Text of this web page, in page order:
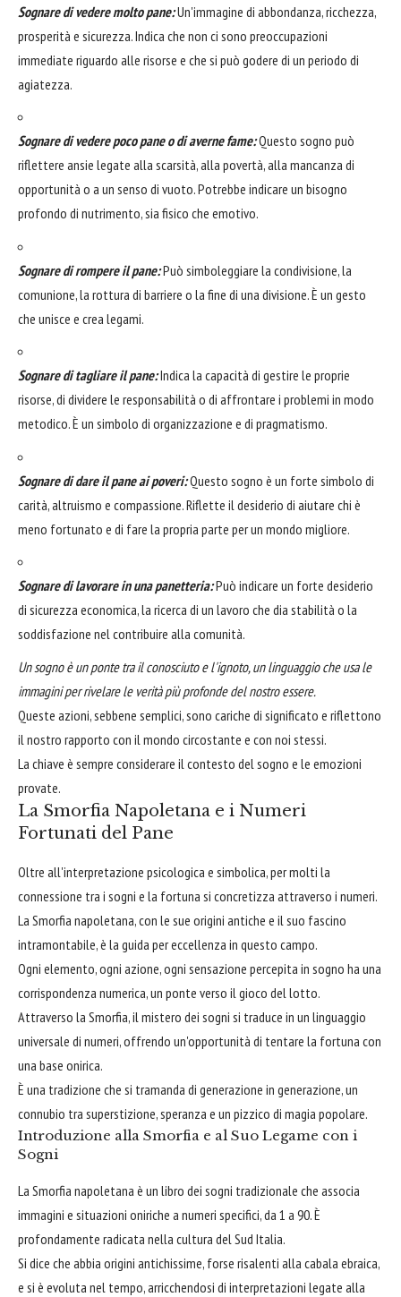
Sognare di vedere molto pane:Un'immagine di abbondanza, ricchezza,
prosperità e sicurezza. Indica che non ci sono preoccupazioni
immediate riguardo alle risorse e che si può godere di un periodo di
agiatezza.
Sognare di vedere poco pane o di averne fame:Questo sogno può
riflettere ansie legate alla scarsità, alla povertà, alla mancanza di
opportunità o a un senso di vuoto. Potrebbe indicare un bisogno
profondo di nutrimento, sia fisico che emotivo.
Sognare di rompere il pane:Può simboleggiare la condivisione, la
comunione, la rottura di barriere o la fine di una divisione. È un gesto
che unisce e crea legami.
Sognare di tagliare il pane:Indica la capacità di gestire le proprie
risorse, di dividere le responsabilità o di affrontare i problemi in modo
metodico. È un simbolo di organizzazione e di pragmatismo.
Sognare di dare il pane ai poveri:Questo sogno è un forte simbolo di
carità, altruismo e compassione. Riflette il desiderio di aiutare chi è
meno fortunato e di fare la propria parte per un mondo migliore.
Sognare di lavorare in una panetteria:Può indicare un forte desiderio
di sicurezza economica, la ricerca di un lavoro che dia stabilità o la
soddisfazione nel contribuire alla comunità.
Un sogno è un ponte tra il conosciuto e l'ignoto, un linguaggio che usa le
immagini per rivelare le verità più profonde del nostro essere.
Queste azioni, sebbene semplici, sono cariche di significato e riflettono
il nostro rapporto con il mondo circostante e con noi stessi.
La chiave è sempre considerare il contesto del sogno e le emozioni
provate.
La Smorfia Napoletana e i Numeri
Fortunati del Pane
Oltre all'interpretazione psicologica e simbolica, per molti la
connessione tra i sogni e la fortuna si concretizza attraverso i numeri.
La Smorfia napoletana, con le sue origini antiche e il suo fascino
intramontabile, è la guida per eccellenza in questo campo.
Ogni elemento, ogni azione, ogni sensazione percepita in sogno ha una
corrispondenza numerica, un ponte verso il gioco del lotto.
Attraverso la Smorfia, il mistero dei sogni si traduce in un linguaggio
universale di numeri, offrendo un'opportunità di tentare la fortuna con
una base onirica.
È una tradizione che si tramanda di generazione in generazione, un
connubio tra superstizione, speranza e un pizzico di magia popolare.
Introduzione alla Smorfia e al Suo Legame con i
Sogni
La Smorfia napoletana è un libro dei sogni tradizionale che associa
immagini e situazioni oniriche a numeri specifici, da 1 a 90. È
profondamente radicata nella cultura del Sud Italia.
Si dice che abbia origini antichissime, forse risalenti alla cabala ebraica,
e si è evoluta nel tempo, arricchendosi di interpretazioni legate alla